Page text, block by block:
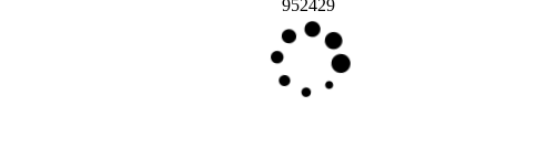
952429